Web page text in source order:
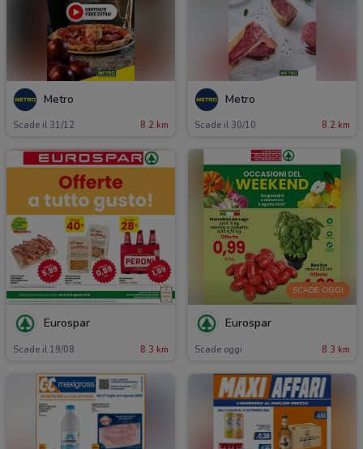
Metro
Scade il 31/12 8.2 km
Metro
Scade il 30/10 8.2 km
Eurospar
Scade il 19/08 8.3 km
SCADE OGGI
Eurospar
Scade oggi 8.3 km